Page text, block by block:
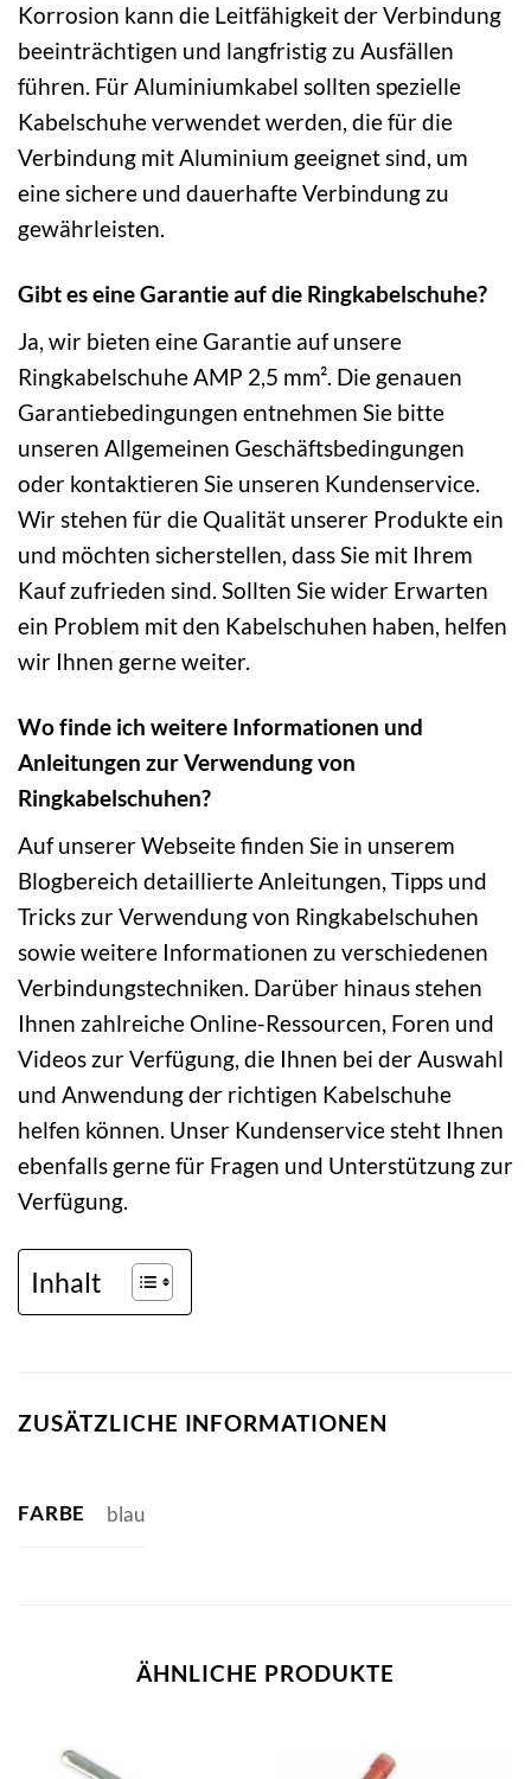
Korrosion kann die Leitfähigkeit der Verbindung
beeinträchtigen und langfristig zu Ausfällen
führen. Für Aluminiumkabel sollten spezielle
Kabelschuhe verwendet werden, die für die
Verbindung mit Aluminium geeignet sind, um
eine sichere und dauerhafte Verbindung zu
gewährleisten.
Gibt es eine Garantie auf die Ringkabelschuhe?
Ja, wir bieten eine Garantie auf unsere
Ringkabelschuhe AMP 2,5 mm². Die genauen
Garantiebedingungen entnehmen Sie bitte
unseren Allgemeinen Geschäftsbedingungen
oder kontaktieren Sie unseren Kundenservice.
Wir stehen für die Qualität unserer Produkte ein
und möchten sicherstellen, dass Sie mit Ihrem
Kauf zufrieden sind. Sollten Sie wider Erwarten
ein Problem mit den Kabelschuhen haben, helfen
wir Ihnen gerne weiter.
Wo finde ich weitere Informationen und
Anleitungen zur Verwendung von
Ringkabelschuhen?
Auf unserer Webseite finden Sie in unserem
Blogbereich detaillierte Anleitungen, Tipps und
Tricks zur Verwendung von Ringkabelschuhen
sowie weitere Informationen zu verschiedenen
Verbindungstechniken. Darüber hinaus stehen
Ihnen zahlreiche Online-Ressourcen, Foren und
Videos zur Verfügung, die Ihnen bei der Auswahl
und Anwendung der richtigen Kabelschuhe
helfen können. Unser Kundenservice steht Ihnen
ebenfalls gerne für Fragen und Unterstützung zur
Verfügung.
Inhalt
ZUSÄTZLICHE INFORMATIONEN
FARBE blau
ÄHNLICHE PRODUKTE